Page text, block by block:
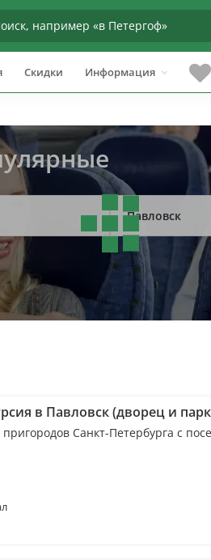
Скидки Информация
Павловск
в Павловск (дворец и
Санкт-Петербурга с